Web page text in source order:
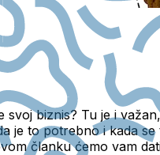
svoj biznis? Tu je i
je to potrebno i kada
članku ćemo vam